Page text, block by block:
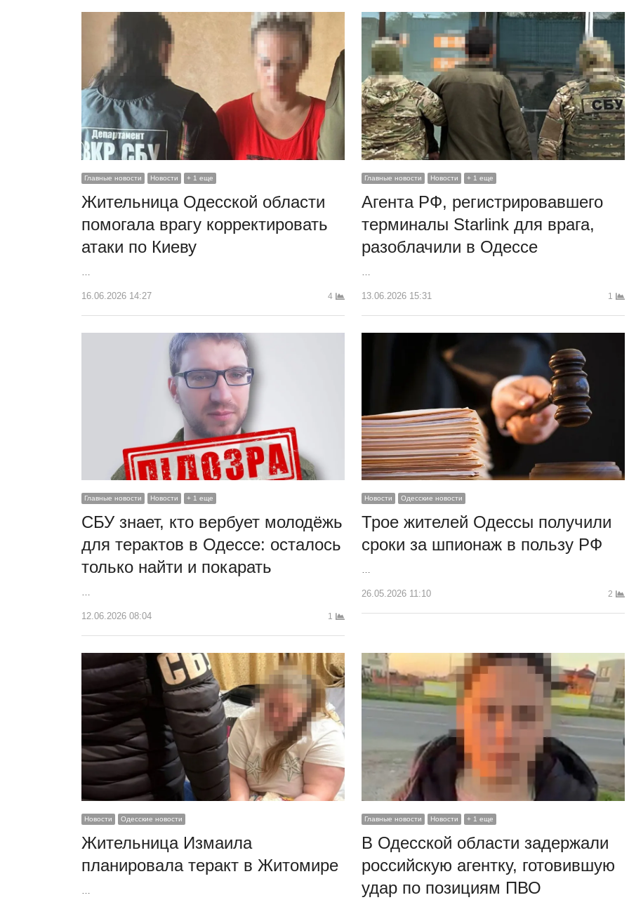
Главные новости Новости + 1 еще
Жительница Одесской области
помогала врагу корректировать
атаки по Киеву
16.06.2026 14:27 4
Главные новости Новости + 1 еще
Агента РФ, регистрировавшего
терминалы Starlink для врага,
разоблачили в Одессе
13.06.2026 15:31 1
Главные новости Новости + 1 еще
СБУ знает, кто вербует молодёжь
для терактов в Одессе: осталось
только найти и покарать
…
12.06.2026 08:04 1
Новости Одесские новости
Трое жителей Одессы получили
сроки за шпионаж в пользу РФ
…
26.05.2026 11:10 2
Новости Одесские новости
Жительница Измаила
планировала теракт в Житомире
…
Главные новости Новости + 1 еще
В Одесской области задержали
российскую агентку, готовившую
удар по позициям ПВО